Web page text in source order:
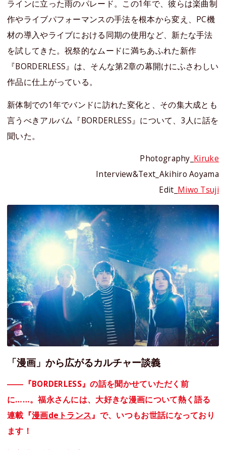
ラインに立った雨のパレード。この1年で、彼らは楽曲制
作やライブパフォーマンスの手法を根本から変え、PC機
材の導入やライブにおける同期の使用など、新たな手法
を試してきた。祝祭的なムードに満ちあふれた新作
『BORDERLESS』は、そんな第2章の幕開けにふさわしい
作品に仕上がっている。
新体制での1年でバンドに訪れた変化と、その集大成とも
言うべきアルバム『BORDERLESS』について、3人に話を
聞いた。
Photography_ Kiruke
Interview&Text_Akihiro Aoyama
Edit_ Miwo Tsuji
「漫画」から広がるカルチャー談義
――『BORDERLESS』の話を聞かせていただく前
に……。福永さんには、大好きな漫画について熱く語る
連載『漫画deトランス』で、いつもお世話になっており
ます！